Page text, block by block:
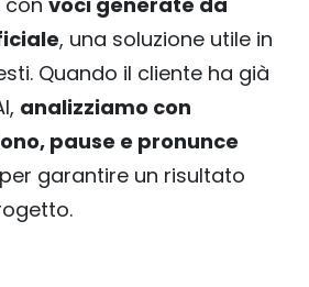
, una soluzione utile in
Quando il cliente ha già
analizziamo con
pause e pronunce
garantire un risultato